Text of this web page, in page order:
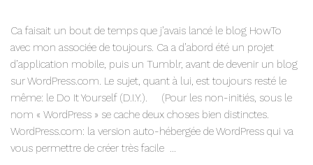
Ca faisait un bout de temps que j’avais lancé le blog HowTo
avec mon associée de toujours. Ca a d’abord été un projet
d’application mobile, puis un Tumblr, avant de devenir un blog
sur WordPress.com. Le sujet, quant à lui, est toujours resté le
même: le Do It Yourself (D.I.Y.). (Pour les non-initiés, sous le
nom « WordPress » se cache deux choses bien distinctes.
WordPress.com: la version auto-hébergée de WordPress qui va
vous permettre de créer très facile ...